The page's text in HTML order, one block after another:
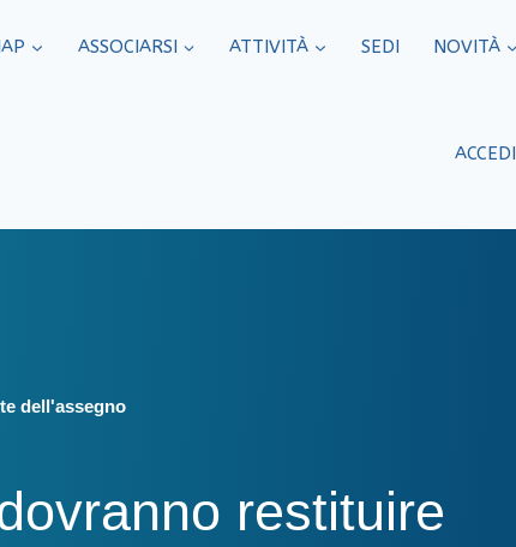
ASSOCIARSI ATTIVITÀ SEDI​ NOVITÀ
ACCEDI
dell'assegno
restituire